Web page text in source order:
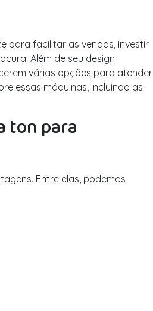
para facilitar as vendas, investir
Além de seu design
várias opções para atender
essas máquinas, incluindo as
ton para
Entre elas, podemos